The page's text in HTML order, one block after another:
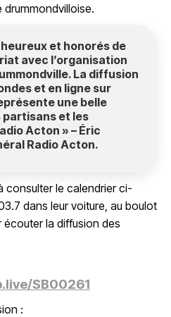
drummondvilloise.
et honorés de
avec l’organisation
La diffusion
et en ligne sur
une belle
et les
Acton » – Éric
Radio Acton.
consulter le calendrier ci-
dans leur voiture, au boulot
la diffusion des
SB00261
: